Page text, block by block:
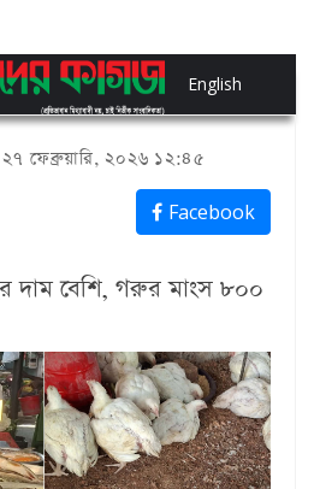
English
২৭ ফেব্রুয়ারি, ২০২৬ ১২:৪৫
Facebook
দাম বেশি, গরুর মাংস ৮০০